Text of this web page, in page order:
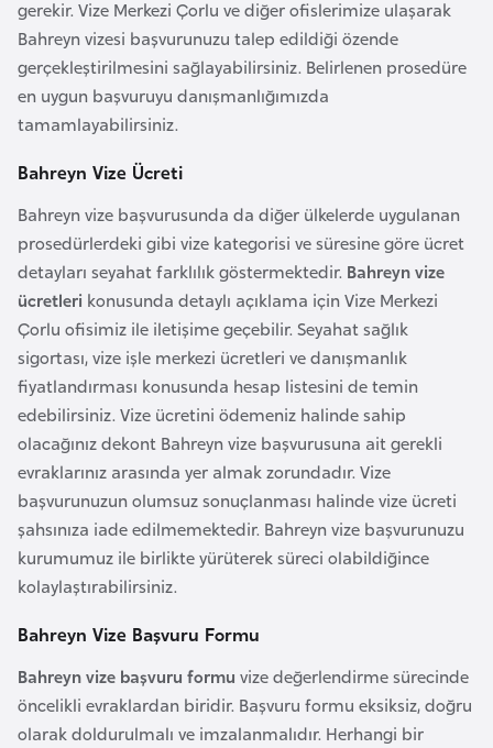
gerekir. Vize Merkezi Çorlu ve diğer ofislerimize ulaşarak
Bahreyn vizesi başvurunuzu talep edildiği özende
gerçekleştirilmesini sağlayabilirsiniz. Belirlenen prosedüre
en uygun başvuruyu danışmanlığımızda
tamamlayabilirsiniz.
Bahreyn Vize Ücreti
Bahreyn vize başvurusunda da diğer ülkelerde uygulanan
prosedürlerdeki gibi vize kategorisi ve süresine göre ücret
detayları seyahat farklılık göstermektedir. Bahreyn vize
ücretleri konusunda detaylı açıklama için Vize Merkezi
Çorlu ofisimiz ile iletişime geçebilir. Seyahat sağlık
sigortası, vize işle merkezi ücretleri ve danışmanlık
fiyatlandırması konusunda hesap listesini de temin
edebilirsiniz. Vize ücretini ödemeniz halinde sahip
olacağınız dekont Bahreyn vize başvurusuna ait gerekli
evraklarınız arasında yer almak zorundadır. Vize
başvurunuzun olumsuz sonuçlanması halinde vize ücreti
şahsınıza iade edilmemektedir. Bahreyn vize başvurunuzu
kurumumuz ile birlikte yürüterek süreci olabildiğince
kolaylaştırabilirsiniz.
Bahreyn Vize Başvuru Formu
Bahreyn vize başvuru formu vize değerlendirme sürecinde
öncelikli evraklardan biridir. Başvuru formu eksiksiz, doğru
olarak doldurulmalı ve imzalanmalıdır. Herhangi bir
l
g
a
r
i
t
a
n
B
u
r
k
i
n
a
F
a
s
o
a
d